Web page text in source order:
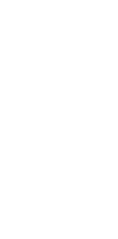
따라 당사 의결권 지침 개